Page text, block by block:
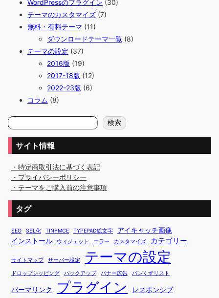
WordPressのプラグイン (30)
テーマのカスタマイズ (7)
無料・有料テーマ (11)
ダウンロードテーマ一覧 (8)
テーマの設定 (37)
2016版 (19)
2017-18版 (12)
2022-23版 (6)
コラム (8)
検
索
検索
サイト情報
・特定商取引法に基づく表記
・プライバシーポリシー
・テーマをご購入前の注意事項
タグ
SEO SSL化 TINYMCE TYPEPAD絵文字
アイキャッチ画像
インストール
ウィジェット エラー カスタマイズ カテゴリー
サイトマップ サーバー設定 テーマの設定
ドロップシッピング バックアップ バナー広告 パンくずリスト
パーマリンク プラグイン レスポンシブ